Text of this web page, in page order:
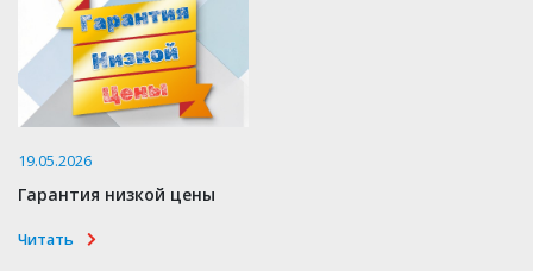
19.05.2026
Гарантия низкой цены
Читать